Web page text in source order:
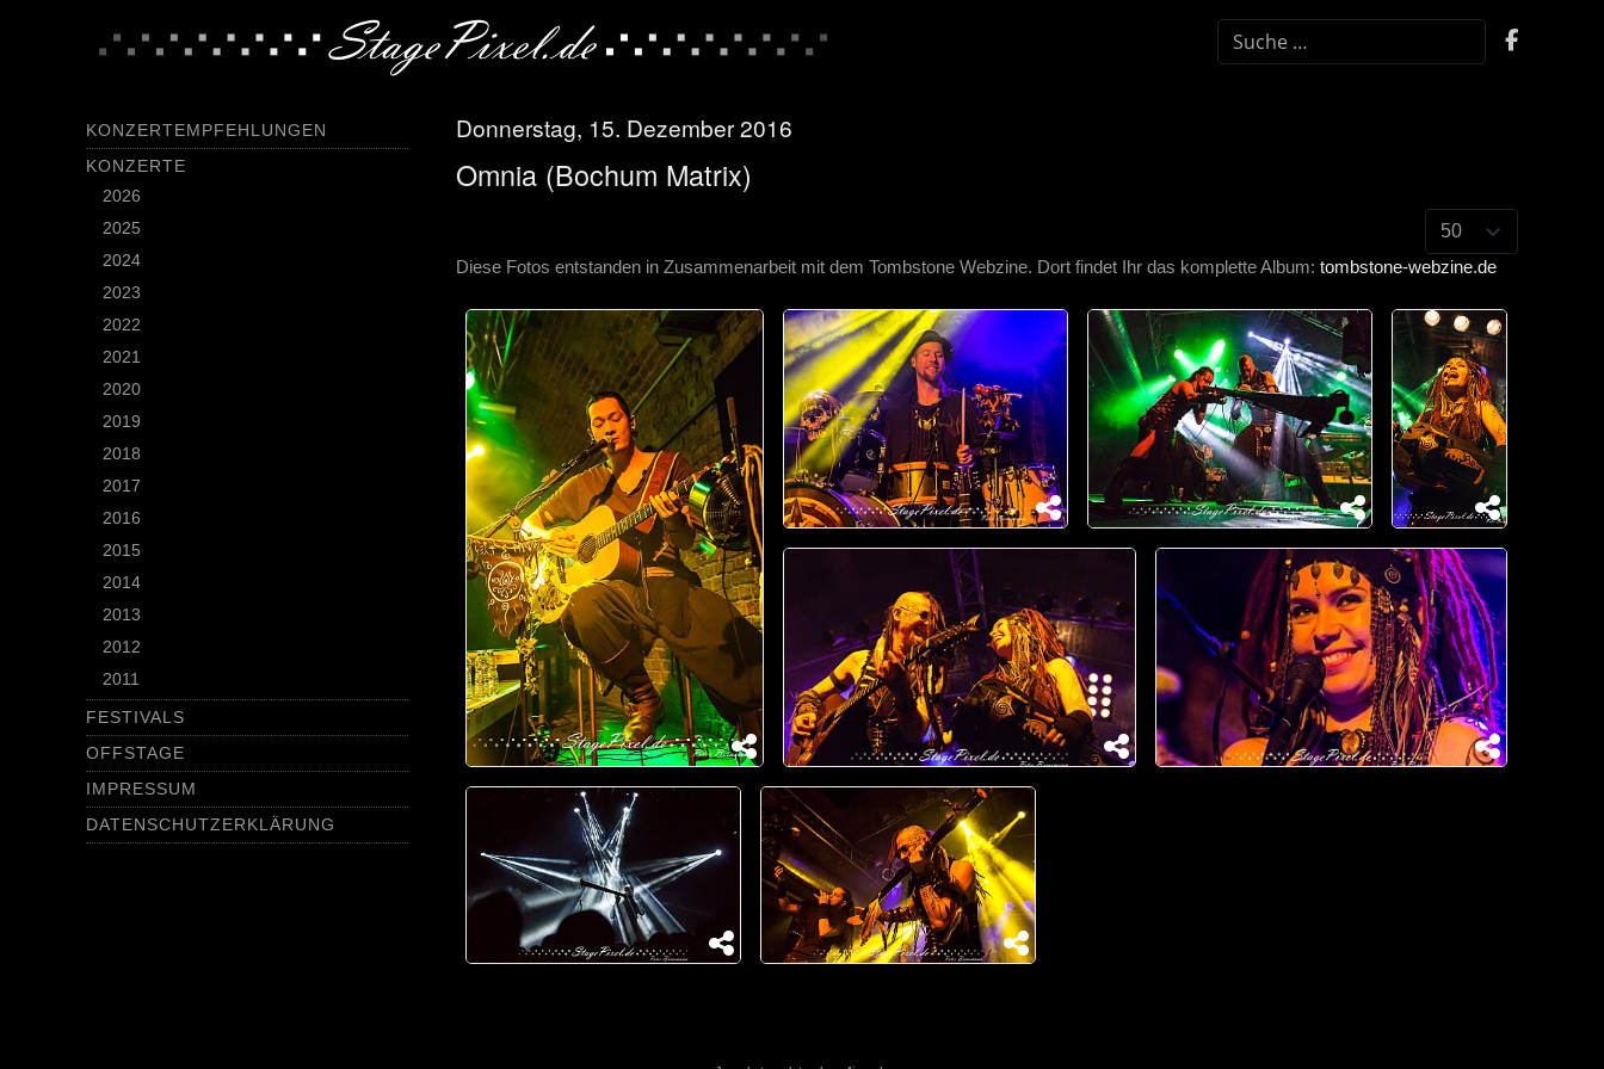
SUCHEN
KONZERTEMPFEHLUNGEN
KONZERTE
2026
2025
2024
2023
2022
2021
2020
2019
2018
2017
2016
2015
2014
2013
2012
2011
FESTIVALS
OFFSTAGE
IMPRESSUM
DATENSCHUTZERKLÄRUNG
Donnerstag, 15. Dezember 2016
Omnia (Bochum Matrix)
Diese Fotos entstanden in Zusammenarbeit mit dem Tombstone Webzine. Dort findet Ihr das komplette Album: tombstone-webzine.de